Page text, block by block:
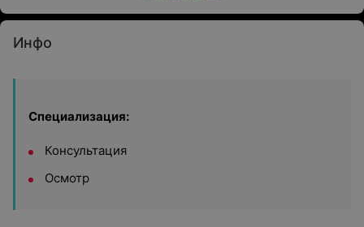
Инфо
Специализация:
Консультация
Осмотр